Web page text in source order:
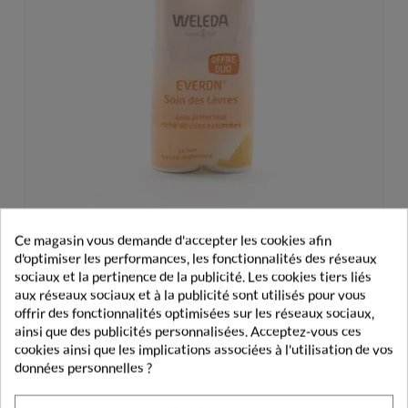
Weleda Everon Soin Des Lèvres 2X4,8g
8,95 €
Ce magasin vous demande d'accepter les cookies afin
d'optimiser les performances, les fonctionnalités des réseaux
sociaux et la pertinence de la publicité. Les cookies tiers liés
aux réseaux sociaux et à la publicité sont utilisés pour vous
offrir des fonctionnalités optimisées sur les réseaux sociaux,
ainsi que des publicités personnalisées. Acceptez-vous ces
cookies ainsi que les implications associées à l'utilisation de vos
données personnelles ?